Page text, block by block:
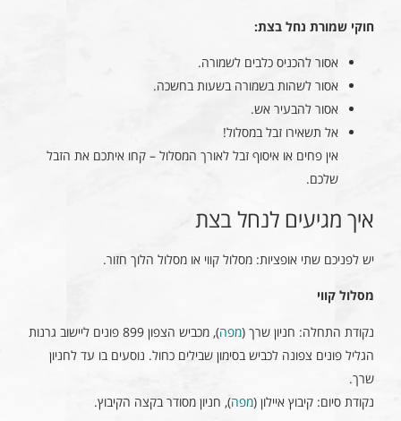
חוקי שמורת נחל בצת:
אסור להכניס כלבים לשמורה.
אסור לשהות בשמורה בשעות בחשכה.
אסור להבעיר אש.
אל תשאירו זבל במסלול!
אין פחים או איסוף זבל לאורך המסלול – קחו איתכם את הזבל
שלכם.
איך מגיעים לנחל בצת
יש לפניכם שתי אופציות: מסלול קווי או מסלול הלוך חזור.
מסלול קווי
נקודת התחלה: חניון שרך (מפה
), מכביש הצפון 899 פונים ליישוב גרנות
הגליל פונים צפונה לכביש בסימון שבילים כחול. נוסעים בו עד לחניון
שרך.
נקודת סיום: קיבוץ איילון (מפה), חניון מסודר בקצה הקיבוץ.